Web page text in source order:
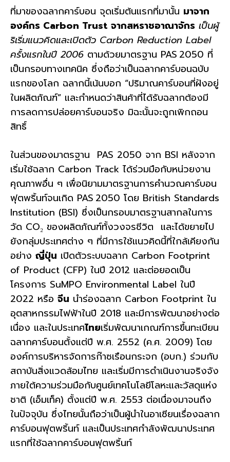
ที่มาของฉลากคาร์บอน จุดเริ่มต้นแรกที่มานั้น มาจาก
องค์กร Carbon Trust จากสหราชอาณาจักร เป็นผู้
ริเริ่มแนวคิดและเปิดตัว Carbon Reduction Label
ครั้งแรกในปี 2006 ตามด้วยมาตรฐาน PAS 2050 ที่
เป็นกรอบทางเทคนิค ซึ่งถือว่าเป็นฉลากคาร์บอนฉบับ
แรกของโลก ฉลากนี้เน้นบอก “ปริมาณคาร์บอนที่ฝังอยู่
ในผลิตภัณฑ์” และกำหนดว่าสินค้าที่ได้รับฉลากต้องมี
การลดการปล่อยคาร์บอนจริง มิฉะนั้นจะถูกเพิกถอน
สิทธิ์
ในส่วนของมาตรฐาน PAS 2050 จาก BSI หลังจาก
เริ่มใช้ฉลาก Carbon Track ได้ร่วมมือกับหน่วยงาน
คุณภาพอื่น ๆ เพื่อนิยามมาตรฐานการคำนวณคาร์บอน
ฟุตพริ้นท์จนเกิด PAS 2050 โดย British Standards
Institution (BSI) ซึ่งเป็นกรอบมาตรฐานสากลในการ
วัด CO₂ ของผลิตภัณฑ์ทั้งวงจรชีวิต และได้ขยายไป
ยังกลุ่มประเทศต่าง ๆ ที่มีการใช้แนวคิดนี้ที่ใกล้เคียงกัน
อย่าง ญี่ปุ่น เปิดตัวระบบฉลาก Carbon Footprint
of Product (CFP) ในปี 2012 และต่อยอดเป็น
โครงการ SuMPO Environmental Label ในปี
2022 หรือ จีน นำร่องฉลาก Carbon Footprint ใน
อุตสาหกรรมไฟฟ้าในปี 2018 และมีการพัฒนาอย่างต่อ
เนื่อง และในประเทศไทยเริ่มพัฒนาเกณฑ์การขึ้นทะเบียน
ฉลากคาร์บอนตั้งแต่ปี พ.ศ. 2552 (ค.ศ. 2009) โดย
องค์การบริหารจัดการก๊าซเรือนกระจก (อบก.) ร่วมกับ
สถาบันสิ่งแวดล้อมไทย และเริ่มมีการดำเนินงานจริงจัง
ภายใต้ความร่วมมือกับศูนย์เทคโนโลยีโลหะและวัสดุแห่ง
ชาติ (เอ็มเท็ค) ตั้งแต่ปี พ.ศ. 2553 ต่อเนื่องมาจนถึง
ในปัจจุบัน ซึ่งไทยนั้นถือว่าเป็นผู้นำในอาเซียนเรื่องฉลาก
คาร์บอนฟุตพริ้นท์ และเป็นประเทศกำลังพัฒนาประเทศ
แรกที่ใช้ฉลากคาร์บอนฟุตพริ้นท์